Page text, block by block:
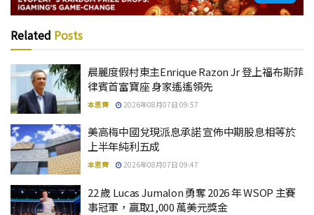
Related Posts
晨麗度假村東主Enrique Razon Jr 登上福布斯菲
律賓首富寶座 身家遙遙領先
本思齊 2026年08月07日 09:57
美高梅中國兌現派息承諾 宣佈中期股息相等於
上半年純利五成
本思齊 2026年08月07日 09:47
22 歲 Lucas Jumalon 勇奪 2026 年 WSOP 主賽
事冠軍，贏取1,000 萬美元獎金